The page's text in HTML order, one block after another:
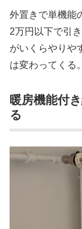
外置きで単機能
2万円以下で引
がいくらやりや
は変わってくる。
暖房機能付
る